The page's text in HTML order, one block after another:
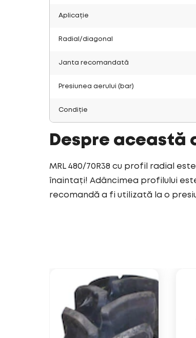
Aplicație
Radial/diagonal
Janta recomandată
Presiunea aerului (bar)
Condiție
Despre această
MRL 480/70R38 cu profil radial
înaintați! Adâncimea profilului
recomandă a fi utilizată la o